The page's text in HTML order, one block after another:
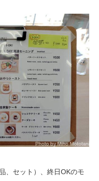
、セット）、終日OKのモ